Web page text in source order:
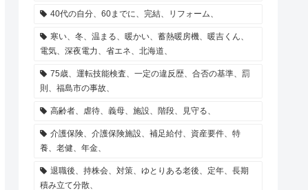
40代の自分、60までに、完結、リフォーム、
寒い、冬、温まる、暖かい、蓄熱暖房機、暖吉くん、
電気、深夜電力、省エネ、北海道、
75歳、運転技能検査、一定の違反歴、合否の基準、罰
則、福島市の事故、
高齢者、虐待、義母、施設、階段、見守る、
介護保険、介護保険施設、補足給付、資産要件、特
養、老健、年金、
退職後、持株会、対策、ゆとりある老後、定年、長期
積み立て分散、